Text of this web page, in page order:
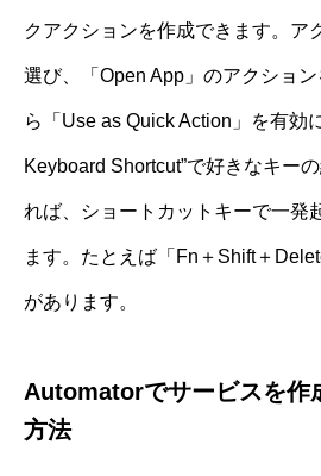
クアクションを作成できます。ア
選び、「Open App」のアクショ
ら「Use as Quick Action」を有効
Keyboard Shortcut”で好きなキー
れば、ショートカットキーで一発
ます。たとえば「Fn＋Shift＋
があります。
Automatorでサービスを作
方法